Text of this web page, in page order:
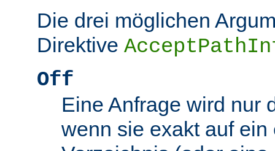
Die drei möglichen
Direktive
Off
Eine Anfrage wird nur
wenn sie exakt auf